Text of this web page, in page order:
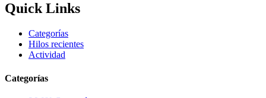
Quick Links
Categorías
Hilos recientes
Actividad
Categorías